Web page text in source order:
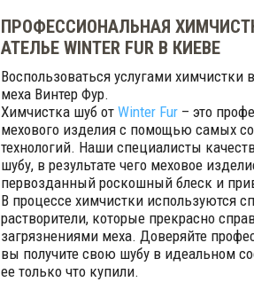
ПРОФЕССИОНАЛЬНАЯ
АТЕЛЬЕ WINTER FUR В КИЕВЕ
Воспользоваться услугами
меха Винтер Фур.
Химчистка шуб от Winter Fur– это
мехового изделия с помощью самых
технологий. Наши специалисты
шубу, в результате чего меховое
первозданный роскошный блеск и
В процессе химчистки используются
растворители, которые прекрасно
загрязнениями меха. Доверяйте
вы получите свою шубу в идеальном
ее только что купили.